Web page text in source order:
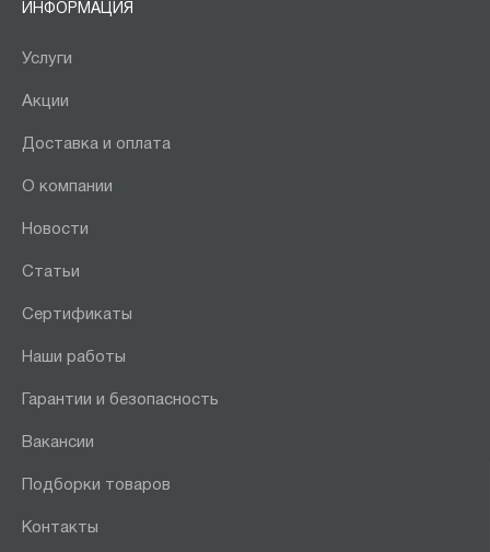
ИНФОРМАЦИЯ
Услуги
Акции
Доставка и оплата
О компании
Новости
Статьи
Сертификаты
Наши работы
Гарантии и безопасность
Вакансии
Подборки товаров
Контакты